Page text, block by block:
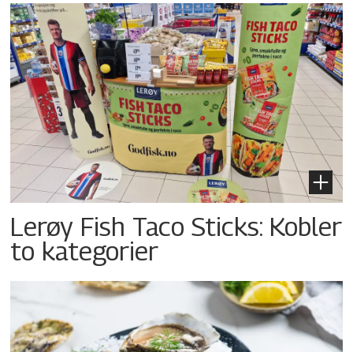
Lerøy Fish Taco Sticks: Kobler
to kategorier